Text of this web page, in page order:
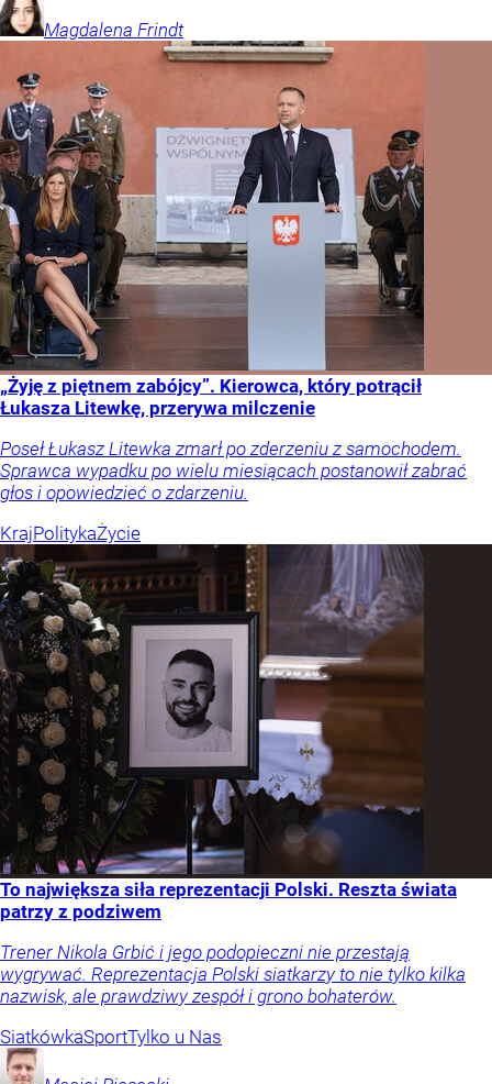
Magdalena Frindt
„Żyję z piętnem zabójcy”. Kierowca, który potrącił
Łukasza Litewkę, przerywa milczenie
Poseł Łukasz Litewka zmarł po zderzeniu z samochodem.
Sprawca wypadku po wielu miesiącach postanowił zabrać
głos i opowiedzieć o zdarzeniu.
KrajPolitykaŻycie
To największa siła reprezentacji Polski. Reszta świata
patrzy z podziwem
Trener Nikola Grbić i jego podopieczni nie przestają
wygrywać. Reprezentacja Polski siatkarzy to nie tylko kilka
nazwisk, ale prawdziwy zespół i grono bohaterów.
SiatkówkaSportTylko u Nas